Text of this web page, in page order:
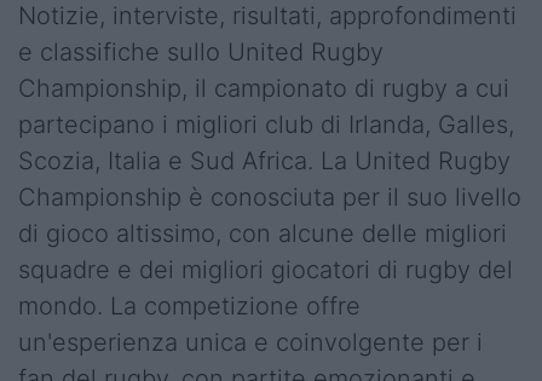
Notizie, interviste, risultati, approfondimenti
e classifiche sullo United Rugby
Championship, il campionato di rugby a cui
partecipano i migliori club di Irlanda, Galles,
Scozia, Italia e Sud Africa. La United Rugby
Championship è conosciuta per il suo livello
di gioco altissimo, con alcune delle migliori
squadre e dei migliori giocatori di rugby del
mondo. La competizione offre
un'esperienza unica e coinvolgente per i